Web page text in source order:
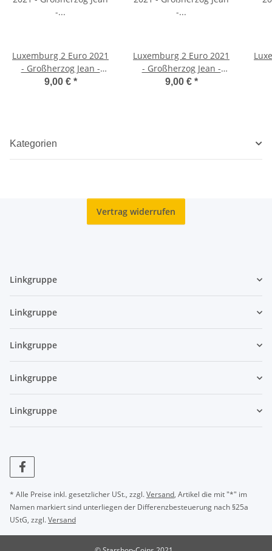
Luxemburg 2 Euro 2021
- Großherzog Jean -
Reliefprägung
9,00 € *
Luxemburg 2 Euro 2021
- Großherzog Jean -
Fotoprägung
9,00 € *
Kategorien
Vertrag widerrufen
Linkgruppe
Linkgruppe
Linkgruppe
Linkgruppe
Linkgruppe
* Alle Preise inkl. gesetzlicher USt., zzgl.Versand, Artikel die mit "*" im
Namen markiert sind unterliegen der Differenzbesteuerung nach §25a
UStG, zzgl.Versand